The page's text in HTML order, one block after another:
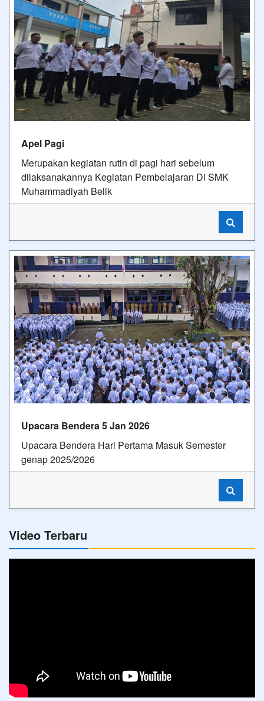
Apel Pagi
Merupakan kegiatan rutin di pagi hari sebelum
dilaksanakannya Kegiatan Pembelajaran Di SMK
Muhammadiyah Belik
Upacara Bendera 5 Jan 2026
Upacara Bendera Hari Pertama Masuk Semester
genap 2025/2026
Video Terbaru